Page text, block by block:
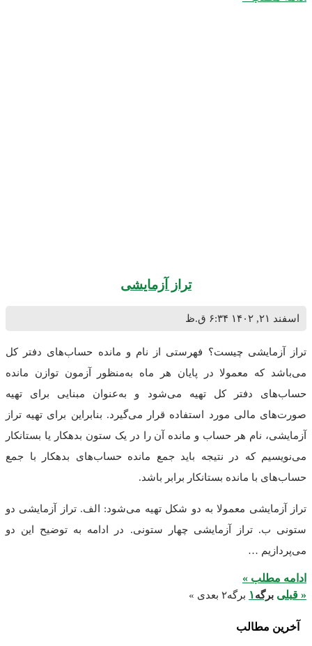
تراز آزمایشی
۶:۳۴ ق.ظ
چیست؟ فهرستی از نام و مانده حساب‌های دفتر کل
معمولا در پایان هر ماه به‌منظور آزمون توازن مانده
دفتر کل تهیه می‌شود و به‌عنوان مبنایی برای تهیه
مالی مورد استفاده قرار می‌گیرد. بنابراین برای تهیه تراز
نام هر حساب و مانده آن را در یک ستون بدهکار یا بستانکار
که در نتیجه باید جمع مانده حساب‌های بدهکار با جمع
مانده بستانکار برابر باشد.
معمولا به دو شکل تهیه می‌شود: الف. تراز آزمایشی دو
تراز آزمایشی چهار ستونی. در ادامه به توضیح این دو
…
»
۱ برگه۲ بعدی »
مطالب